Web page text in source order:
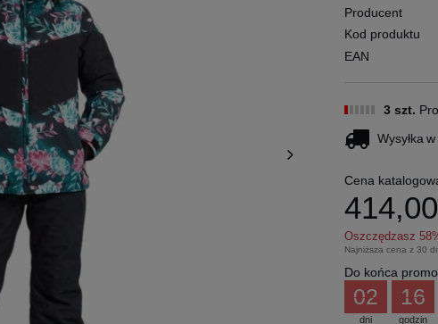
Producent
Kod produktu
EAN
3 szt.
Wysyłkaw
Cena
Oszczędzasz 58
Najniższa cena z 30
Do końca
dni
02
godzin
16